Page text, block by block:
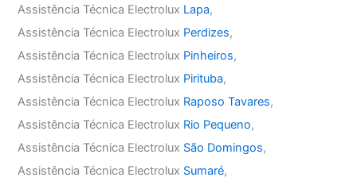
Assistência Técnica Electrolux Lapa,
Assistência Técnica Electrolux Perdizes,
Assistência Técnica Electrolux Pinheiros,
Assistência Técnica Electrolux Pirituba,
Assistência Técnica Electrolux Raposo Tavares,
Assistência Técnica Electrolux Rio Pequeno,
Assistência Técnica Electrolux São Domingos,
Assistência Técnica Electrolux Sumaré,